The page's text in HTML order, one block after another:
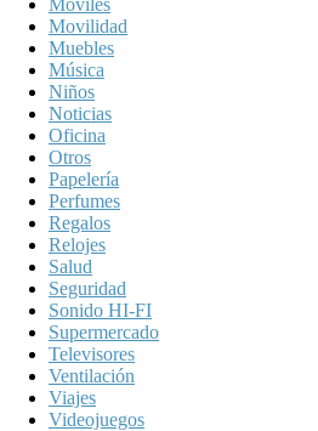
Movilidad
Muebles
Música
Niños
Noticias
Oficina
Otros
Papelería
Perfumes
Regalos
Relojes
Salud
Seguridad
Sonido HI-FI
Supermercado
Televisores
Ventilación
Viajes
Videojuegos